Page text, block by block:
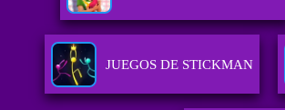
JUEGOS DE STICKMAN